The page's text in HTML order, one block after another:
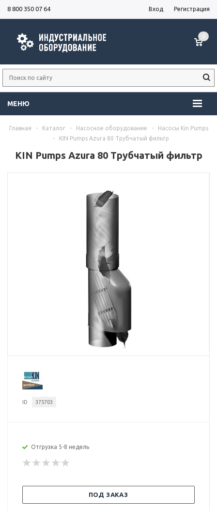
8 800 350 07 64 Вход Регистрация
МЕНЮ
0
Главная - Каталог - Насосное оборудование -
Насосы Kin Pumps
-
KIN Pumps Azura 80 Трубчатый фильтр
KIN Pumps Azura 80 Трубчатый фильтр
ID 375703
Отгрузка 5-8 недель
ПОД ЗАКАЗ